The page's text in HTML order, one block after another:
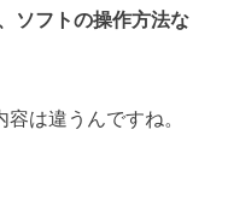
ソフトの操作方法な
は違うんですね。